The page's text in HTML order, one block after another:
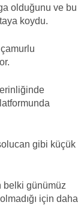
olduğunu ve bu
koydu.
gibi küçük
belki günümüz
için daha